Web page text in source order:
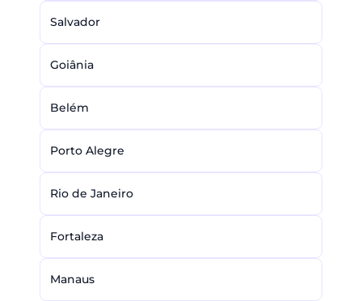
Salvador
Goiânia
Belém
Porto Alegre
Rio de Janeiro
Fortaleza
Manaus